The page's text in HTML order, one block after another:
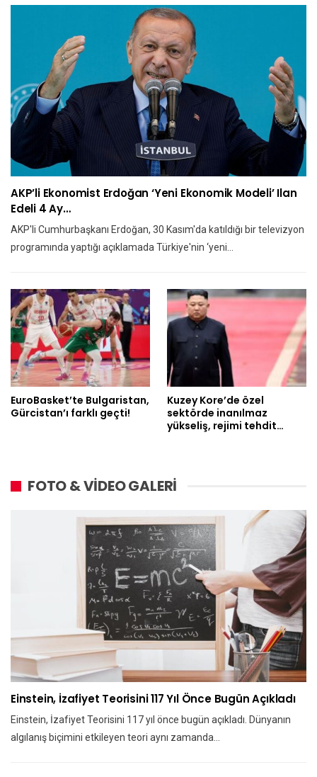
AKP’li Ekonomist Erdoğan ‘yeni Ekonomik Modeli’ Ilan
Edeli 4 Ay…
AKP'li Cumhurbaşkanı Erdoğan, 30 Kasım'da katıldığı bir televizyon
programında yaptığı açıklamada Türkiye'nin ‘yeni…
EuroBasket’te Bulgaristan,
Gürcistan’ı farklı geçti!
Kuzey Kore’de özel
sektörde inanılmaz
yükseliş, rejimi tehdit…
FOTO & VİDEO GALERİ
Einstein, İzafiyet Teorisini 117 Yıl Önce Bugün Açıkladı
Einstein, İzafiyet Teorisini 117 yıl önce bugün açıkladı. Dünyanın
algılanış biçimini etkileyen teori aynı zamanda…